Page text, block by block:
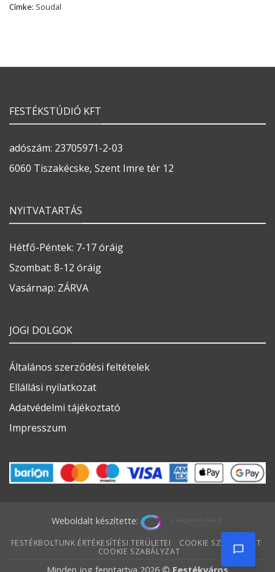
Címke: Soudal
FESTÉKSTÚDIÓ KFT
adószám: 23705971-2-03
6060 Tiszakécske, Szent Imre tér 12
NYITVATARTÁS
Hétfő-Péntek: 7-17 óráig
Szombat: 8-12 óráig
Vasárnap: ZÁRVA
JOGI DOLGOK
Általános szerződési feltételek
Ellállási nyilatkozat
Adatvédelmi tájékoztató
Impresszum
Weboldalt készítette:
FESTÉKBOLTUNK ÉRTÉKESÍTÉSI TERÜLETEI
COOKIE SZABÁLYZAT
COOKIE SZABÁLYZAT
Minden jog fenntartva 2026 © Festékváros